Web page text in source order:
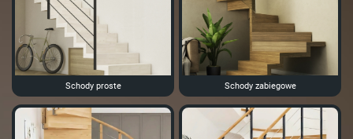
Schody proste Schody zabiegowe